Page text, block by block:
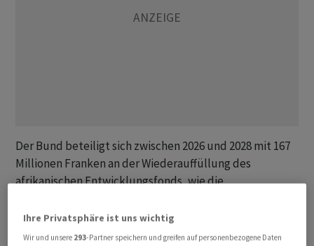
Der Bund beteiligt sich zwischen 2026 und 2028 mit 167
Millionen Franken an der Wiederauffüllung des
afrikanischen Entwicklungsfonds, wie die
ärmsten Ländern Afrikas eingesetzt, um die Armut und
den Klimawandel zu bekämpfen. Insgesamt sollen bis
Ihre Privatsphäre ist uns wichtig
Wir und unsere 293-Partner speichern und greifen auf personenbezogene Daten